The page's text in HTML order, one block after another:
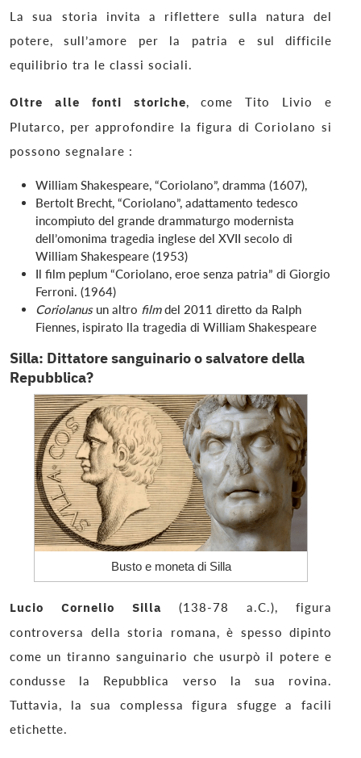
La sua storia invita a riflettere sulla natura del
potere, sull’amore per la patria e sul difficile
equilibrio tra le classi sociali.
Oltre alle fonti storiche, come Tito Livio e
Plutarco, per approfondire la figura di Coriolano si
possono segnalare :
William Shakespeare, “Coriolano”, dramma (1607),
Bertolt Brecht, “Coriolano”, adattamento tedesco
incompiuto del grande drammaturgo modernista
dell’omonima tragedia inglese del XVII secolo di
William Shakespeare (1953)
Il film peplum “Coriolano, eroe senza patria” di Giorgio
Ferroni. (1964)
Coriolanusun altro filmdel 2011 diretto da Ralph
Fiennes, ispirato lla tragedia di William Shakespeare
Silla: Dittatore sanguinario o salvatore della
Repubblica?
Busto e moneta di Silla
Lucio Cornelio Silla (138-78 a.C.), figura
controversa della storia romana, è spesso dipinto
come un tiranno sanguinario che usurpò il potere e
condusse la Repubblica verso la sua rovina.
Tuttavia, la sua complessa figura sfugge a facili
etichette.